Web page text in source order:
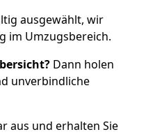
ausgewählt, wir
im Umzugsbereich.
Dann holen
unverbindliche
aus und erhalten Sie